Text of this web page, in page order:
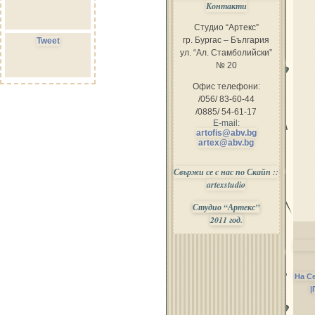
Контакти
Студио “Артекс”
гр. Бургас – България
ул. “Ал. Стамболийски”
№ 20
Офис телефони:
/056/ 83-60-44
/0885/ 54-61-17
E-mail:
artofis@abv.bg
artex@abv.bg
Свържи се с нас по Скайп ::
artexstudio
Студио “Артекс”
2011 год.
На
Tweet